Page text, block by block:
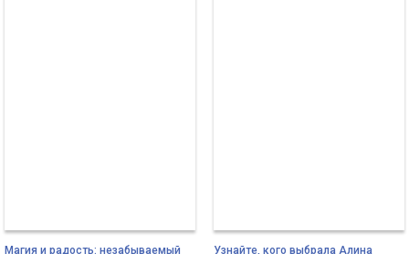
Магия и радость: незабываемый
Узнайте, кого выбрала Алина